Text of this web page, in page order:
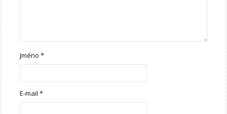
Jméno*
E-mail*